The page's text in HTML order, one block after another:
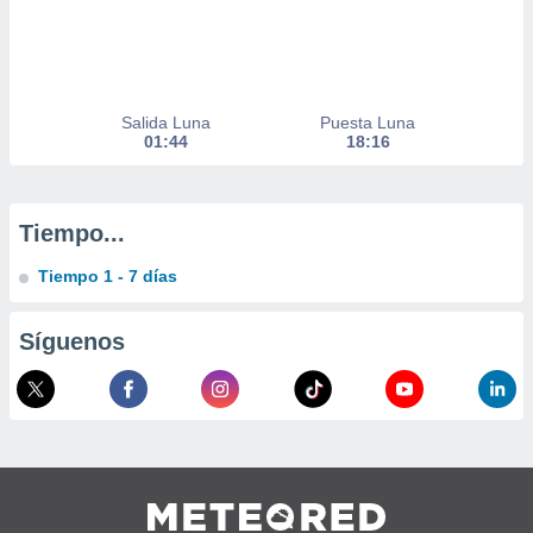
un
o acceder
datos
Salida Luna
01:44
Puesta Luna
18:16
Tiempo...
Tiempo 1 - 7 días
Síguenos